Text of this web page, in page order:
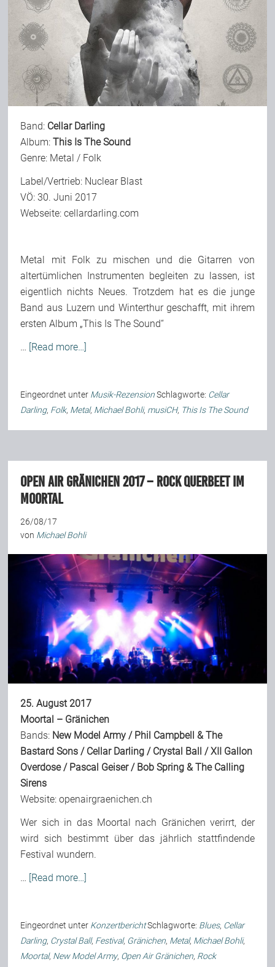
Band: Cellar Darling
Album:This Is The Sound
Genre: Metal / Folk
Label/Vertrieb: Nuclear Blast
VÖ: 30. Juni 2017
Webseite:cellardarling.com
Metal mit Folk zu mischen und die Gitarren von
altertümlichen Instrumenten begleiten zu lassen, ist
eigentlich nichts Neues. Trotzdem hat es die junge
Band aus Luzern und Winterthur geschafft, mit ihrem
ersten Album „This Is The Sound“
… [Read more…]
Eingeordnet unter Musik-Rezension Schlagworte: Cellar
Darling, Folk, Metal, Michael Bohli, musiCH, This Is The Sound
Open Air Gränichen 2017 – Rock querbeet im
Moortal
26/08/17
von Michael Bohli
25. August 2017
Moortal – Gränichen
Bands: New Model Army / Phil Campbell & The
Bastard Sons/ Cellar Darling / Crystal Ball /XII Gallon
Overdose/ Pascal Geiser/ Bob Spring & The Calling
Sirens
Website:openairgraenichen.ch
Wer sich in das Moortal nach Gränichen verirrt, der
wird sich bestimmt über das jährlich stattfindende
Festival wundern.
… [Read more…]
Eingeordnet unter KonzertberichtSchlagworte: Blues, Cellar
Darling, Crystal Ball, Festival, Gränichen, Metal, Michael Bohli,
Moortal, New Model Army, Open Air Gränichen, Rock